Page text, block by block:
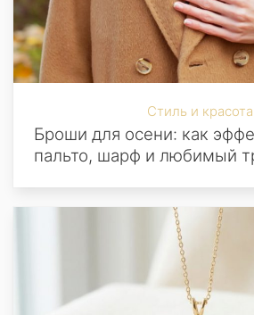
Стиль и красота
Броши для осени: как
пальто, шарф и любимый